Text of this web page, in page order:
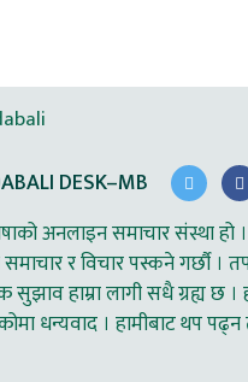
DESK–MB
अनलाइन समाचार संस्था हो
र विचार पस्कने गर्छौ ।
हाम्रा लागी सधै ग्रह्य छ ।
धन्यवाद । हामीबाट थप